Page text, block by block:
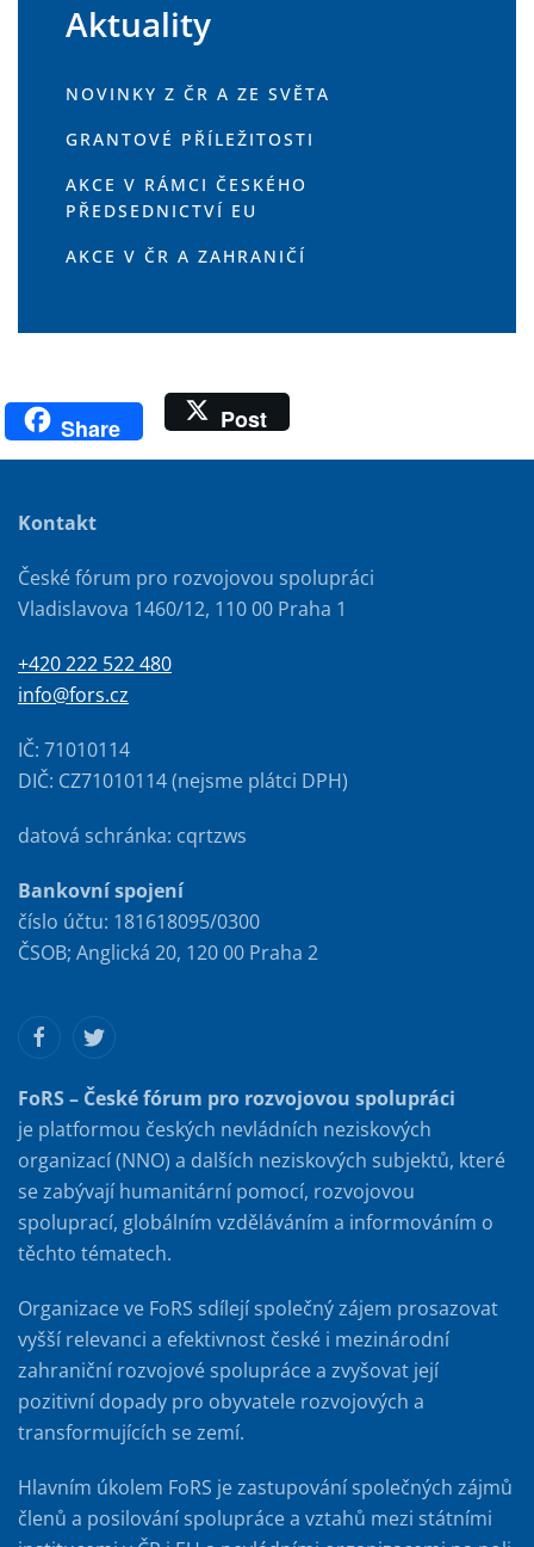
Aktuality
NOVINKY Z ČR A ZE SVĚTA
GRANTOVÉ PŘÍLEŽITOSTI
AKCE V RÁMCI ČESKÉHO
PŘEDSEDNICTVÍ EU
AKCE V ČR A ZAHRANIČÍ
Share Post
Kontakt
České fórum pro rozvojovou spolupráci
Vladislavova 1460/12, 110 00 Praha 1
+420 222 522 480
info@fors.cz
IČ: 71010114
DIČ: CZ71010114 (nejsme plátci DPH)
datová schránka: cqrtzws
Bankovní spojení
číslo účtu: 181618095/0300
ČSOB; Anglická 20, 120 00 Praha 2
FoRS – České fórum pro rozvojovou spolupráci
je platformou českých nevládních neziskových
organizací (NNO) a dalších neziskových subjektů, které
se zabývají humanitární pomocí, rozvojovou
spoluprací, globálním vzděláváním a informováním o
těchto tématech.
Organizace ve FoRS sdílejí společný zájem prosazovat
vyšší relevanci a efektivnost české i mezinárodní
zahraniční rozvojové spolupráce a zvyšovat její
pozitivní dopady pro obyvatele rozvojových a
transformujících se zemí.
Hlavním úkolem FoRS je zastupování společných zájmů
členů a posilování spolupráce a vztahů mezi státními